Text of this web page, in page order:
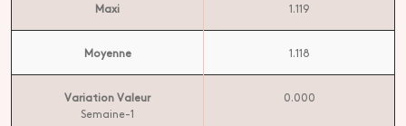
Maxi 1.119
Moyenne 1.118
Variation Valeur
Semaine-1
0.000